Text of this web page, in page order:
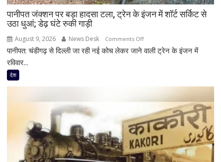
फोन
में
600
पानीपत जंक्शन पर बड़ा हादसा टला, ट्रेन के इंजन में शॉर्ट सर्किट से
उठा धुआं; डेढ़ घंटे रुकी गाड़ी
August 9, 2026 News Desk Comments Offon
पानीपत
टला,
ट्रेन
के
इंजन
में
शॉर्ट
पानीपत: चंडीगढ़ से दिल्ली जा रही नई कोच लेकर जाने वाली ट्रेन के इंजन में
रविवार...
देश